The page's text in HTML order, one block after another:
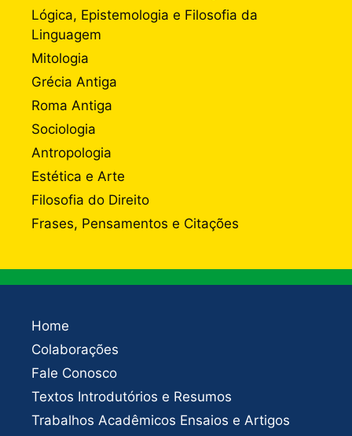
Lógica, Epistemologia e Filosofia da
Linguagem
Mitologia
Grécia Antiga
Roma Antiga
Sociologia
Antropologia
Estética e Arte
Filosofia do Direito
Frases, Pensamentos e Citações
Home
Colaborações
Fale Conosco
Textos Introdutórios e Resumos
Trabalhos Acadêmicos Ensaios e Artigos